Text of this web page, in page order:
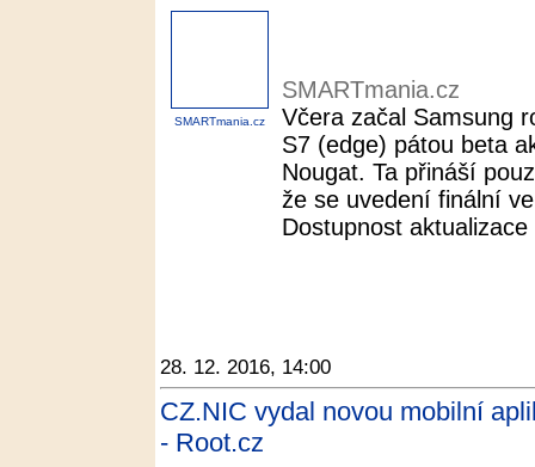
SMARTmania.cz
SMARTmania.cz
Včera začal Samsung
S7 (edge) pátou beta
Nougat. Ta přináší
že se uvedení finální
Dostupnost
28. 12. 2016, 14:00
CZ.NIC vydal novou mobilní
- Root.cz